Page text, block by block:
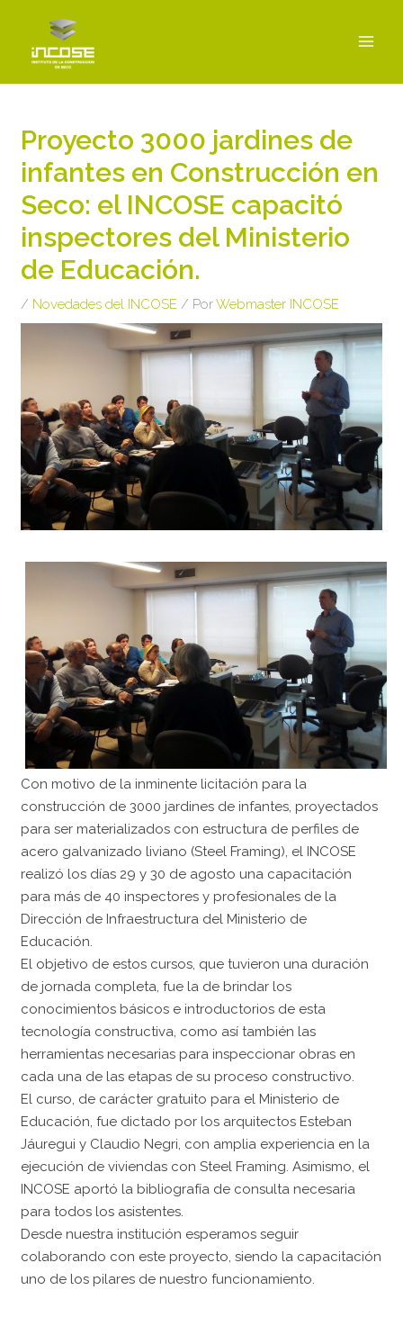
contenido
Proyecto 3000 jardines de
infantes en Construcción en
Seco: el INCOSE capacitó
inspectores del Ministerio
de Educación.
/ Novedades del INCOSE / PorWebmaster INCOSE
Con motivo de la inminente licitación para la
construcción de 3000 jardines de infantes, proyectados
para ser materializados con estructura de perfiles de
acero galvanizado liviano (Steel Framing), el INCOSE
realizó los días 29 y 30 de agosto una capacitación
para más de 40 inspectores y profesionales de la
Dirección de Infraestructura del Ministerio de
Educación.
El objetivo de estos cursos, que tuvieron una duración
de jornada completa, fue la de brindar los
conocimientos básicos e introductorios de esta
tecnología constructiva, como así también las
herramientas necesarias para inspeccionar obras en
cada una de las etapas de su proceso constructivo.
El curso, de carácter gratuito para el Ministerio de
Educación, fue dictado por los arquitectos Esteban
Jáuregui y Claudio Negri, con amplia experiencia en la
ejecución de viviendas con Steel Framing. Asimismo, el
INCOSE aportó la bibliografía de consulta necesaria
para todos los asistentes.
Desde nuestra institución esperamos seguir
colaborando con este proyecto, siendo la capacitación
uno de los pilares de nuestro funcionamiento.
entradas